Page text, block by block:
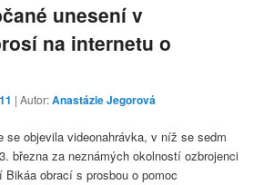
unesení v
na internetu o
| Autor:Anastázie Jegorová
se objevila videonahrávka, v níž se sedm
března za neznámých okolností ozbrojenci
Bikáa obrací s prosbou o pomoc